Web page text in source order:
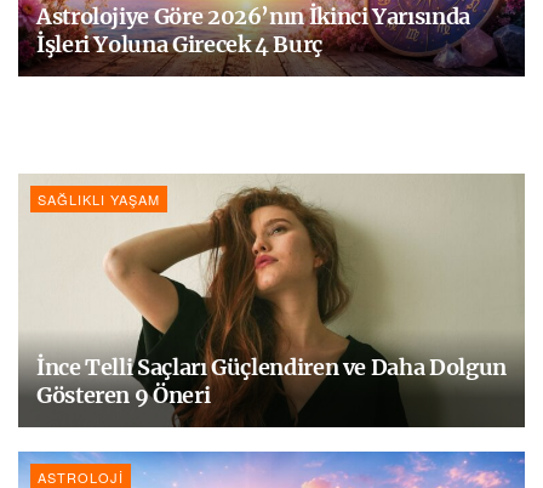
Astrolojiye Göre 2026’nın İkinci Yarısında
İşleri Yoluna Girecek 4 Burç
SAĞLIKLI YAŞAM
İnce Telli Saçları Güçlendiren ve Daha Dolgun
Gösteren 9 Öneri
ASTROLOJI